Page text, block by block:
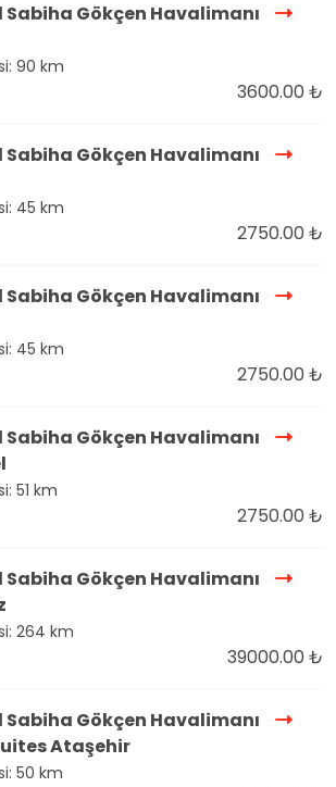
Gökçen Havalimanı
90 km
3600.00 ₺
Gökçen Havalimanı
45 km
2750.00 ₺
Gökçen Havalimanı
45 km
2750.00 ₺
Gökçen Havalimanı
51 km
2750.00 ₺
Gökçen Havalimanı
264 km
39000.00 ₺
Gökçen Havalimanı
Ataşehir
50 km